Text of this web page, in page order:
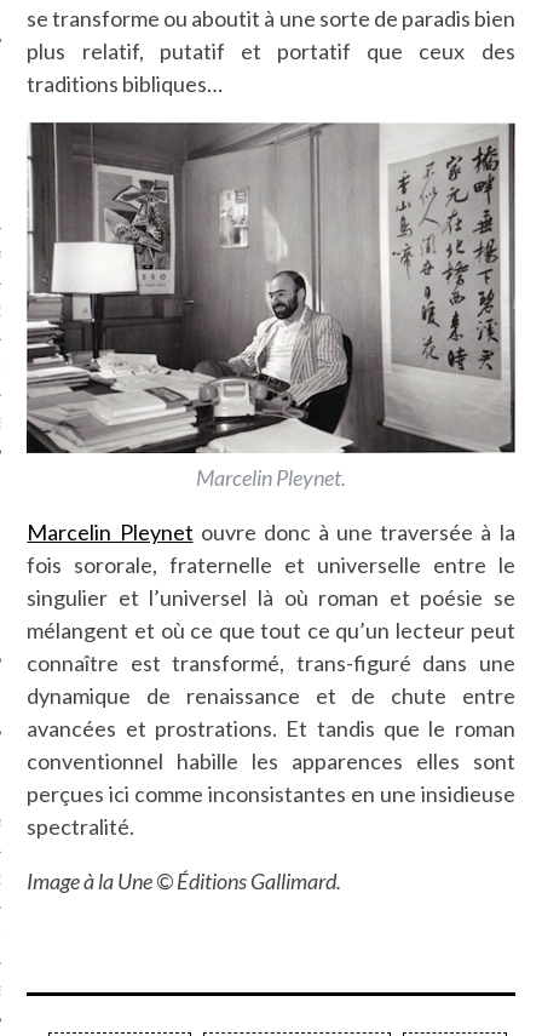
CARAVELLE
PODCAST
CARAVELLE
CARAVELLE
PODCAST
se transforme ou aboutit à une sorte de paradis bien
plus relatif, putatif et portatif que ceux des
traditions bibliques…
Marcelin Pleynet.
Marcelin Pleynet ouvre donc à une traversée à la
fois sororale, fraternelle et universelle entre le
singulier et l’universel là où roman et poésie se
mélangent et où ce que tout ce qu’un lecteur peut
connaître est transformé, trans-figuré dans une
dynamique de renaissance et de chute entre
avancées et prostrations. Et tandis que le roman
conventionnel habille les apparences elles sont
perçues ici comme inconsistantes en une insidieuse
spectralité.
Image à la Une © Éditions Gallimard.